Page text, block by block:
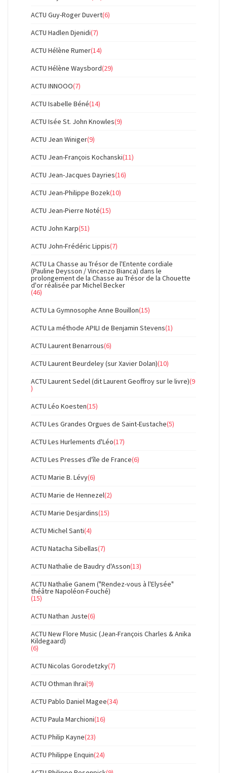
ACTU Guy-Roger Duvert(6)
ACTU Hadlen Djenidi(7)
ACTU Hélène Rumer(14)
ACTU Hélène Waysbord(29)
ACTU INNOOO(7)
ACTU Isabelle Béné(14)
ACTU Isée St. John Knowles(9)
ACTU Jean Winiger(9)
ACTU Jean-François Kochanski(11)
ACTU Jean-Jacques Dayries(16)
ACTU Jean-Philippe Bozek(10)
ACTU Jean-Pierre Noté(15)
ACTU John Karp(51)
ACTU John-Frédéric Lippis(7)
ACTU La Chasse au Trésor de l'Entente cordiale
(Pauline Deysson / Vincenzo Bianca) dans le
prolongement de la Chasse au Trésor de la Chouette
d'or réalisée par Michel Becker
(46)
ACTU La Gymnosophe Anne Bouillon(15)
ACTU La méthode APILI de Benjamin Stevens(1)
ACTU Laurent Benarrous(6)
ACTU Laurent Beurdeley (sur Xavier Dolan)(10)
ACTU Laurent Sedel (dit Laurent Geoffroy sur le livre)(9
)
ACTU Léo Koesten(15)
ACTU Les Grandes Orgues de Saint-Eustache(5)
ACTU Les Hurlements d'Léo(17)
ACTU Les Presses d'île de France(6)
ACTU Marie B. Lévy(6)
ACTU Marie de Hennezel(2)
ACTU Marie Desjardins(15)
ACTU Michel Santi(4)
ACTU Natacha Sibellas(7)
ACTU Nathalie de Baudry d'Asson(13)
ACTU Nathalie Ganem ("Rendez-vous à l'Elysée"
théâtre Napoléon-Fouché)
(15)
ACTU Nathan Juste(6)
ACTU New Flore Music (Jean-François Charles & Anika
Kildegaard)
(6)
ACTU Nicolas Gorodetzky(7)
ACTU Othman Ihraï(9)
ACTU Pablo Daniel Magee(34)
ACTU Paula Marchioni(16)
ACTU Philip Kayne(23)
ACTU Philippe Enquin(24)